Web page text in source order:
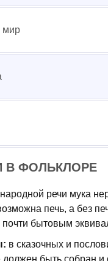
мир
В ФОЛЬКЛОРЕ
речи мука
печь, а без
бытовым
в сказочных и
должен быть собран